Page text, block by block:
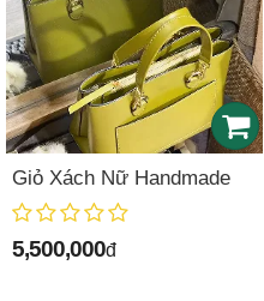
Giỏ Xách Nữ Handmade
5,500,000đ